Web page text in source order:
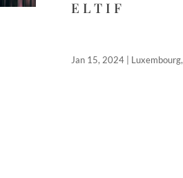
E L T I F
Jan 15, 2024| Luxembourg,